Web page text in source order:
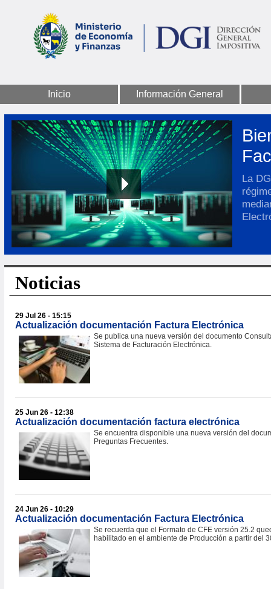
Inicio Información General
La
Noticias
29 Jul 26 - 15:15
Actualización documentación Factura Electrónica
Se publica una nueva versión del documento
Sistema de Facturación Electrónica.
25 Jun 26 - 12:38
Actualización documentación factura electrónica
Se encuentra disponible una nueva versión del
Preguntas Frecuentes.
24 Jun 26 - 10:29
Actualización documentación Factura Electrónica
Se recuerda que el Formato de CFE versión 25.2
habilitado en el ambiente de Producción a partir del